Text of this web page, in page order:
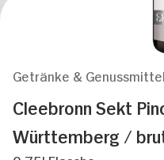
Getränke & Genussmittel
Cleebronn Sekt
Württemberg /